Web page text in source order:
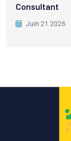
Consultant
Juin 21 2026